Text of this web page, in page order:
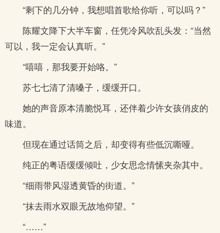
“剩下的几分钟，我想唱首歌给你听，可以吗？”
陈耀文降下大半车窗，任凭冷风吹乱头发：“当然
可以，我一定会认真听。”
“嘻嘻，那我要开始咯。”
苏七七清了清嗓子，缓缓开口。
她的声音原本清脆悦耳，还伴着少许女孩俏皮的
味道。
但现在通过话筒之后，却变得有些低沉嘶哑。
纯正的粤语缓缓倾吐，少女思念情愫夹杂其中。
“细雨带风湿透黄昏的街道。”
“抹去雨水双眼无故地仰望。”
“……”